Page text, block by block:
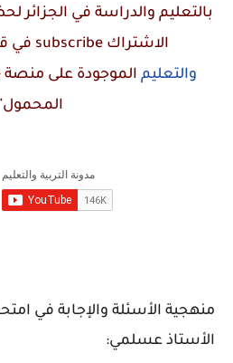
بالتعليم والدراسة في
الاشتراكsubscribe في
والتعليم الموجودة على منصة
المحمول"
منهجية الأسئلة والإجابة في
الأستاذ عسلمي: